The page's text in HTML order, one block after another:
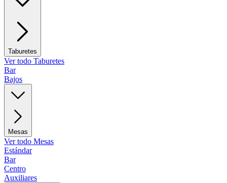
Taburetes
Ver todo Taburetes
Bar
Bajos
Mesas
Ver todo Mesas
Estándar
Bar
Centro
Auxiliares